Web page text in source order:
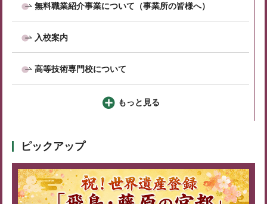
無料職業紹介事業について（事業所の皆様へ）
入校案内
高等技術専門校について
もっと見る
ピックアップ